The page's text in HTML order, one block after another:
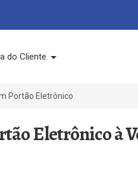
do Cliente
Portão Eletrônico
Eletrônico à